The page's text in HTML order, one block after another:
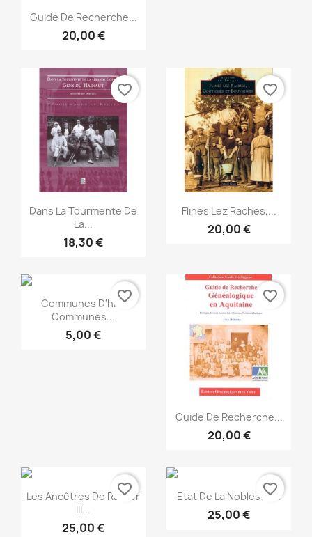
Snabbvy
Guide De Recherche...
20,00 €
Snabbvy
Dans La Tourmente De
La...
18,30 €
favorite_border
Snabbvy
Flines Lez Raches,...
20,00 €
favorite_border
Snabbvy
Communes D'hier
Communes...
5,00 €
favorite_border
Snabbvy
Guide De Recherche...
20,00 €
favorite_border
Snabbvy
Les Ancêtres De Rainier
III...
25,00 €
favorite_border  Snabbvy
Etat De La Noblesse...
25,00 €
favorite_border